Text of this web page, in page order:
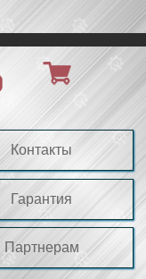
Контакты
Гарантия
Партнерам